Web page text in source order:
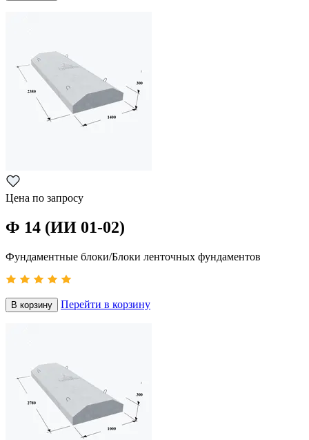
Цена по запросу
Ф 14 (ИИ 01-02)
Фундаментные блоки/Блоки ленточных фундаментов
В корзину Перейти в корзину